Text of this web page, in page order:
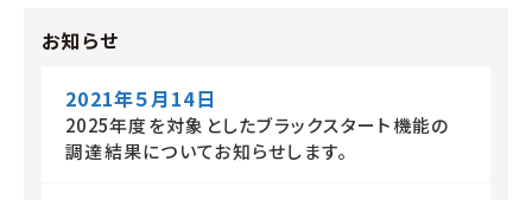
お知らせ
2021年５月14日
2025年度を対象としたブラックスタート機能の
調達結果についてお知らせします。